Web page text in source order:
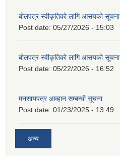
बोलपत्र स्वीकृतिको लागि आसयको सूचना
Post date: 05/27/2026 - 15:03
बोलपत्र स्वीकृतिको लागि आसयको सूचना
Post date: 05/22/2026 - 16:52
मनसायपत्र आव्हान सम्बन्धी सूचना
Post date: 01/23/2025 - 13:49
अन्य